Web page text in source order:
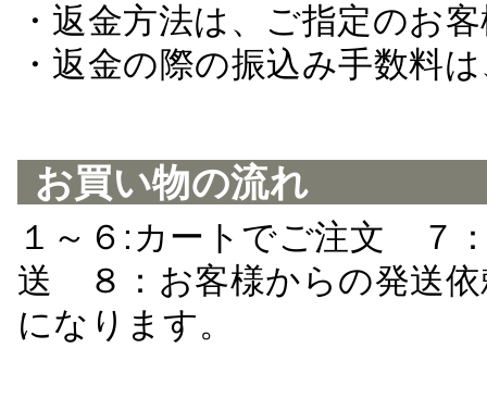
・返金方法は、ご指定のお
・返金の際の振込み手数料
お買い物の流れ
１～６:カートでご注文 ７
送 ８：お客様からの発送
になります。